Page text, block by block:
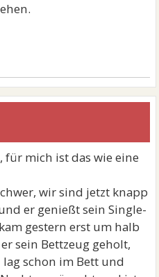
für mich ist das wie eine
wir sind jetzt knapp
er genießt sein Single-
gestern erst um halb
sein Bettzeug geholt,
schon im Bett und